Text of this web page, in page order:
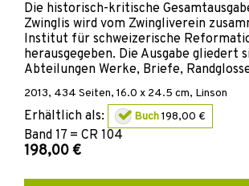
Die historisch-kritische
Zwinglis wird vom Zwingliverein
Institut für schweizerische
herausgegeben. Die Ausgabe gliedert
Abteilungen Werke, Briefe,
2013, 434 Seiten, 16.0 x 24.5 cm, Linson
Erhältlich als: Buch198,00 €
Band 17 = CR 104
198,00 €